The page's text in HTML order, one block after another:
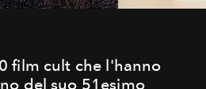
film cult che l'hanno
del suo 51esimo